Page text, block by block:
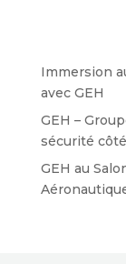
Immersion
avec GEH
GEH –
sécurité
GEH au